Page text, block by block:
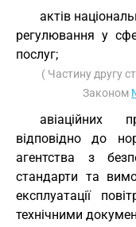
актів
регулювання у
послуг;
( Частину другу
Законом
авіаційних
відповідно до
агентства з
стандарти та
експлуатації
технічними